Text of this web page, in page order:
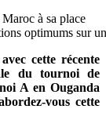
optimums sur
cette récente
du tournoi de
A en Ouganda
vous cette